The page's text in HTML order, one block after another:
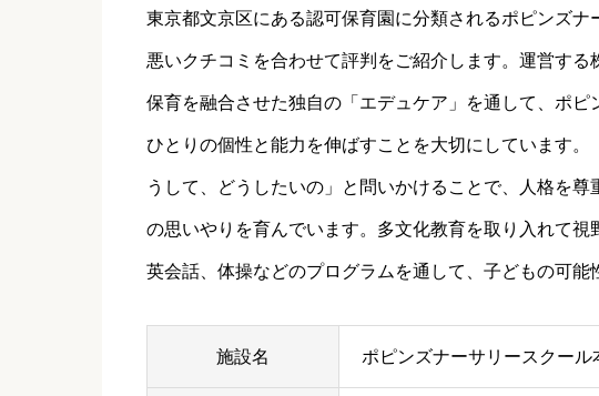
東京都文京区にある認可保育園に分類されるポピンズナ
悪いクチコミを合わせて評判をご紹介します。運営す
保育を融合させた独自の「エデュケア」を通して、ポピ
ひとりの個性と能力を伸ばすことを大切にしています
うして、どうしたいの」と問いかけることで、人格を
の思いやりを育んでいます。多文化教育を取り入れて
英会話、体操などのプログラムを通して、子どもの可能
施設名 ポピンズナーサリースクール